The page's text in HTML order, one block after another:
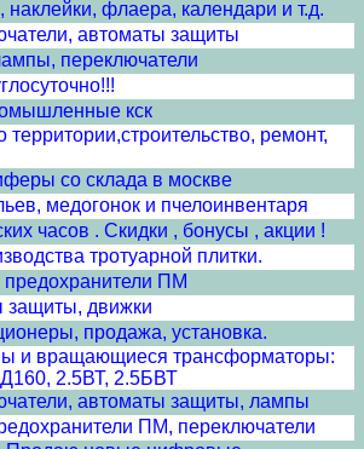
флаера, календари и т.д.
автоматы защиты
переключатели
кск
территории,строительство, ремонт,
со склада в москве
медогонок и пчелоинвентаря
часов . Скидки , бонусы , акции !
тротуарной плитки.
ПМ
защиты, движки
продажа, установка.
и врaщающиеся трансформаторы:
2.5ВТ, 2.5БВТ
автоматы защиты, лампы
ПМ, переключатели